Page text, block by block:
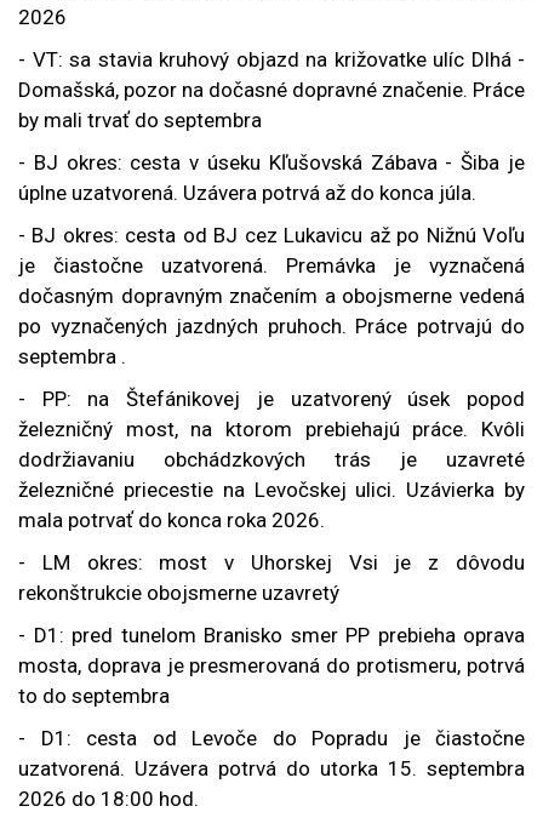
2026
- VT: sa stavia kruhový objazd na križovatke ulíc Dlhá -
Domašská, pozor na dočasné dopravné značenie. Práce
by mali trvať do septembra
- BJ okres: cesta v úseku Kľušovská Zábava - Šiba je
úplne uzatvorená. Uzávera potrvá až do konca júla.
- BJ okres: cesta od BJ cez Lukavicu až po Nižnú Voľu
je čiastočne uzatvorená. Premávka je vyznačená
dočasným dopravným značením a obojsmerne vedená
po vyznačených jazdných pruhoch. Práce potrvajú do
septembra .
- PP: na Štefánikovej je uzatvorený úsek popod
železničný most, na ktorom prebiehajú práce. Kvôli
dodržiavaniu obchádzkových trás je uzavreté
železničné priecestie na Levočskej ulici. Uzávierka by
mala potrvať do konca roka 2026.
- LM okres: most v Uhorskej Vsi je z dôvodu
rekonštrukcie obojsmerne uzavretý
- D1: pred tunelom Branisko smer PP prebieha oprava
mosta, doprava je presmerovaná do protismeru, potrvá
to do septembra
- D1: cesta od Levoče do Popradu je čiastočne
uzatvorená. Uzávera potrvá do utorka 15. septembra
2026 do 18:00 hod.